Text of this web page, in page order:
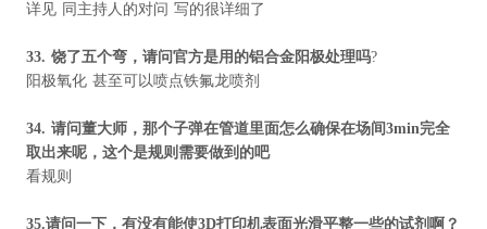
详见 同主持人的对问 写的很详细了
33. 饶了五个弯，请问官方是用的铝合金阳极处理吗?
阳极氧化 甚至可以喷点铁氟龙喷剂
34. 请问董大师，那个子弹在管道里面怎么确保在场间3min完全
取出来呢，这个是规则需要做到的吧
看规则
35.请问一下，有没有能使3D打印机表面光滑平整一些的试剂啊？